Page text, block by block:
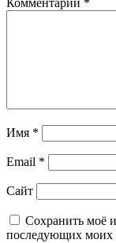
Комментарий *
Имя *
Email *
Сайт
Сохранить моё
последующих моих